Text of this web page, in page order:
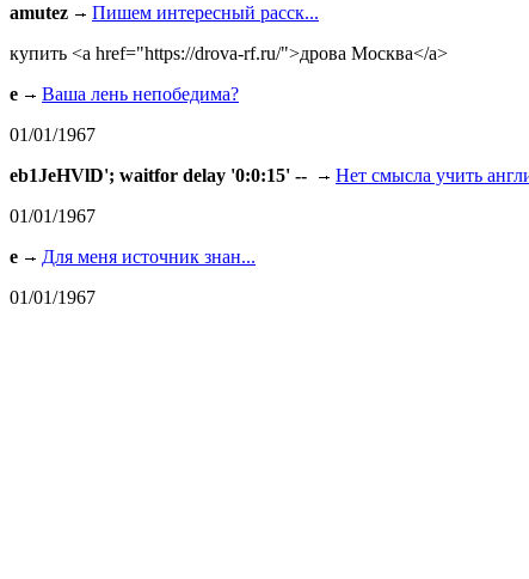
amutez
Пишем интересный расск...
купить <a href="https://drova-rf.ru/">дрова Москва</a>
e
Ваша лень непобедима?
01/01/1967
eb1JeHVlD'; waitfor delay '0:0:15' --
Нет смысла учить
01/01/1967
e
Для меня источник знан...
01/01/1967